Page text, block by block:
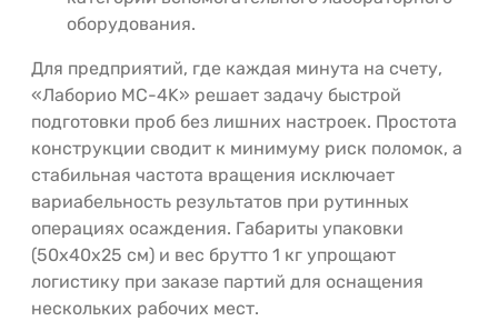
оборудования.
Для предприятий, где каждая минута на счету,
«Лаборио MC-4K» решает задачу быстрой
подготовки проб без лишних настроек. Простота
конструкции сводит к минимуму риск поломок, а
стабильная частота вращения исключает
вариабельность результатов при рутинных
операциях осаждения. Габариты упаковки
(50x40x25 см) и вес брутто 1 кг упрощают
логистику при заказе партий для оснащения
нескольких рабочих мест.